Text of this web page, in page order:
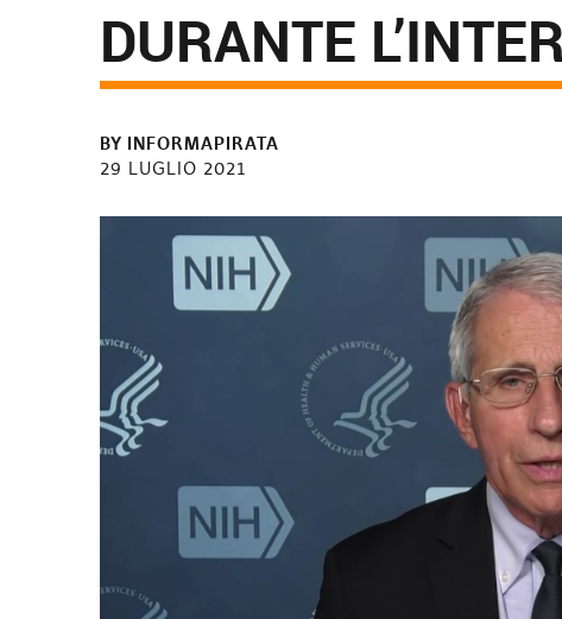
DURANTE
BY INFORMAPIRATA
29 LUGLIO 2021